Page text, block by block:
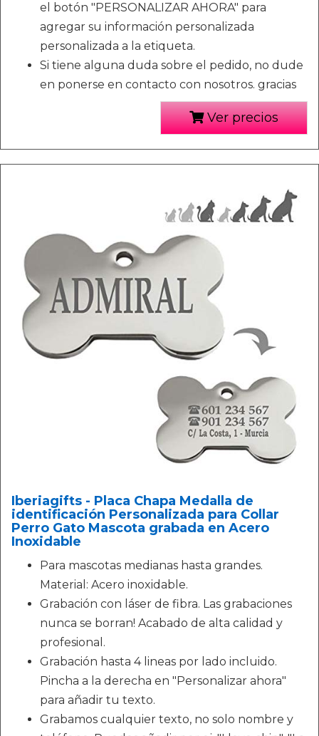
el botón "PERSONALIZAR AHORA" para
agregar su información personalizada
personalizada a la etiqueta.
Si tiene alguna duda sobre el pedido, no dude
en ponerse en contacto con nosotros. gracias
Ver precios
Iberiagifts - Placa Chapa Medalla de
identificación Personalizada para Collar
Perro Gato Mascota grabada en Acero
Inoxidable
Para mascotas medianas hasta grandes.
Material: Acero inoxidable.
Grabación con láser de fibra. Las grabaciones
nunca se borran! Acabado de alta calidad y
profesional.
Grabación hasta 4 lineas por lado incluido.
Pincha a la derecha en "Personalizar ahora"
para añadir tu texto.
Grabamos cualquier texto, no solo nombre y